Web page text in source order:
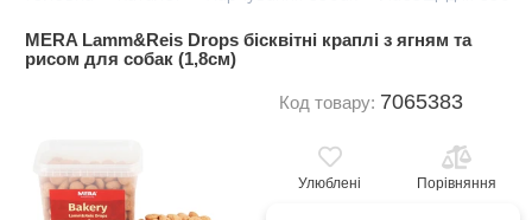
MERA Lamm&Reis Drops бісквітні краплі з ягням та
рисом для собак (1,8см)
Код товару: 7065383
Улюблені Порівняння